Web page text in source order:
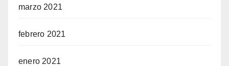
marzo 2021
febrero 2021
enero 2021